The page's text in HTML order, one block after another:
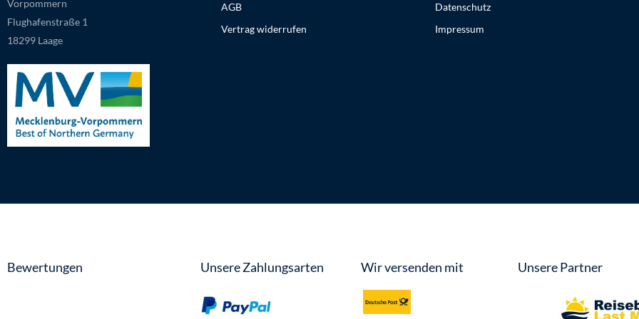
Vorpommern
Flughafenstraße 1
18299 Laage
AGB
Vertrag widerrufen
Datenschutz
Impressum
Bewertungen Unsere Zahlungsarten Wir versenden mit Unsere Partner